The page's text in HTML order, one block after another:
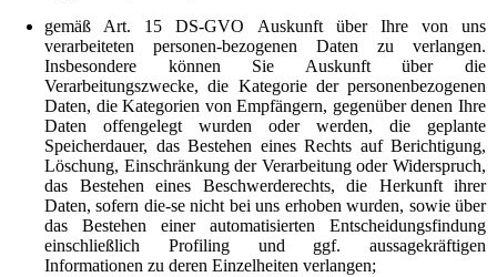
gemäß Art. 15 DS-GVO Auskunft über Ihre von uns
verarbeiteten personen-bezogenen Daten zu verlangen.
Insbesondere können Sie Auskunft über die
Verarbeitungszwecke, die Kategorie der personenbezogenen
Daten, die Kategorien von Empfängern, gegenüber denen Ihre
Daten offengelegt wurden oder werden, die geplante
Speicherdauer, das Bestehen eines Rechts auf Berichtigung,
Löschung, Einschränkung der Verarbeitung oder Widerspruch,
das Bestehen eines Beschwerderechts, die Herkunft ihrer
Daten, sofern die-se nicht bei uns erhoben wurden, sowie über
das Bestehen einer automatisierten Entscheidungsfindung
einschließlich Profiling und ggf. aussagekräftigen
Informationen zu deren Einzelheiten verlangen;